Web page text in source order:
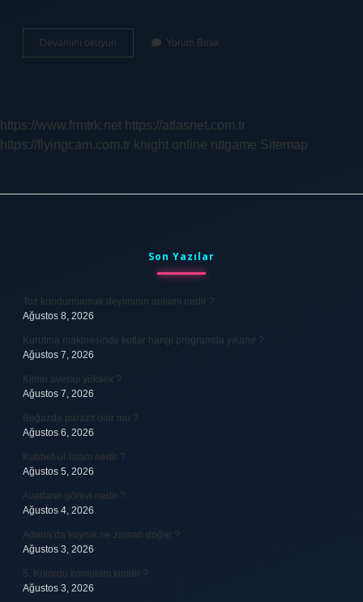
Devamını okuyun
Şam
Yorum Bırak
https://www.frmtrk.net https://atlasnet.com.tr
https://flyingcam.com.tr knight online nttgame Sitemap
Son Yazılar
Toz kondurmamak deyiminin anlamı nedir ?
Ağustos 8, 2026
Kurutma makinesinde kotlar hangi programda yıkanır ?
Ağustos 7, 2026
Kimin averajı yüksek ?
Ağustos 7, 2026
Boğazda parazit olur mu ?
Ağustos 6, 2026
Kubbet-ül-İslam nedir ?
Ağustos 5, 2026
Avarların görevi nedir ?
Ağustos 4, 2026
Adana’da kuyruk ne zaman doğar ?
Ağustos 3, 2026
5. Kolordu komutanı kimdir ?
Ağustos 3, 2026